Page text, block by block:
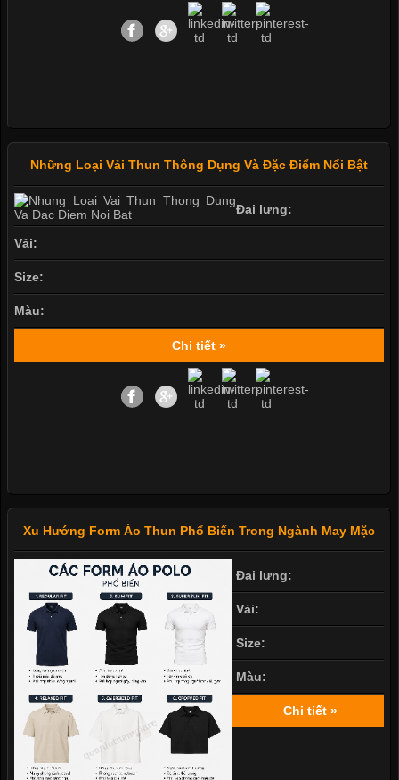
Những Loại Vải Thun Thông Dụng Và Đặc Điểm Nổi Bật
Đai lưng:
Vải:
Size:
Màu:
Chi tiết »
Xu Hướng Form Áo Thun Phổ Biến Trong Ngành May Mặc
Đai lưng:
Vải:
Size:
Màu:
Chi tiết »